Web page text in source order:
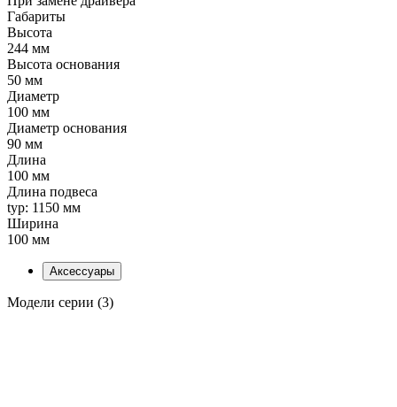
Габариты
Высота
244 мм
Высота основания
50 мм
Диаметр
100 мм
Диаметр основания
90 мм
Длина
100 мм
Длина подвеса
typ: 1150 мм
Ширина
100 мм
Аксессуары
Модели серии (3)